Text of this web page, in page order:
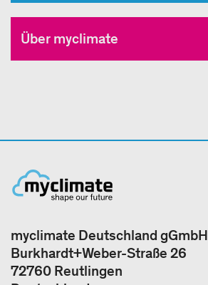
Über myclimate
myclimate Deutschland gGmbH
Burkhardt+Weber-Straße 26
72760 Reutlingen